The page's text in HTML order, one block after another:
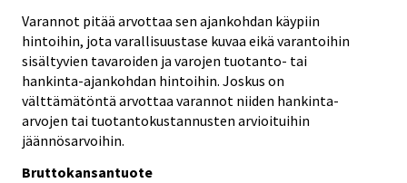
Varannot pitää arvottaa sen ajankohdan käypiin
hintoihin, jota varallisuustase kuvaa eikä varantoihin
sisältyvien tavaroiden ja varojen tuotanto- tai
hankinta-ajankohdan hintoihin. Joskus on
välttämätöntä arvottaa varannot niiden hankinta-
arvojen tai tuotantokustannusten arvioituihin
jäännösarvoihin.
Bruttokansantuote